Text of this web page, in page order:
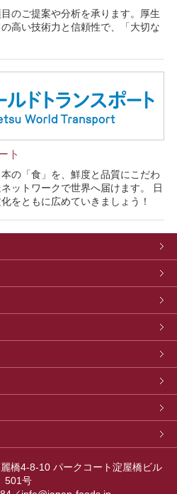
のご提案や分析を承ります。厚生
高い技術力と信頼性で、「大切な
ト
の「食」を、鮮度と品質にこだわ
ットワークで世界へ届けます。 日
をともに広めていきましょう！
橋4-8-10 パークコート淀屋橋ビル
501号